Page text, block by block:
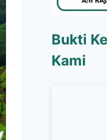
Bukti
Kami